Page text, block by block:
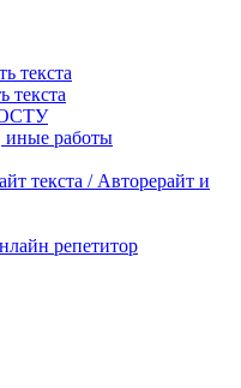
текста
текста
иные работы
текста / Авторерайт и
репетитор